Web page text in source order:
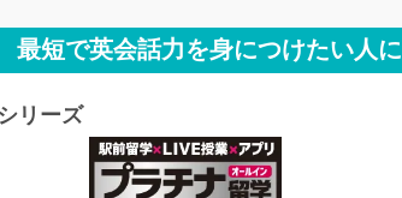
最短で英会話力を身につけたい人に
リーズ